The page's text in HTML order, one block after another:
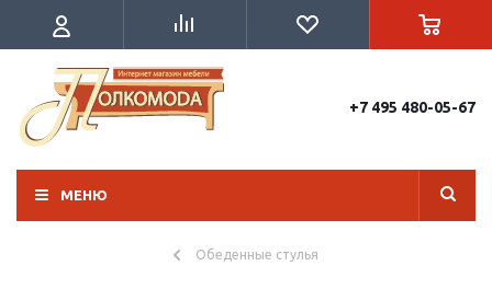
+7 495 480-05-67
МЕНЮ
Обеденные стулья